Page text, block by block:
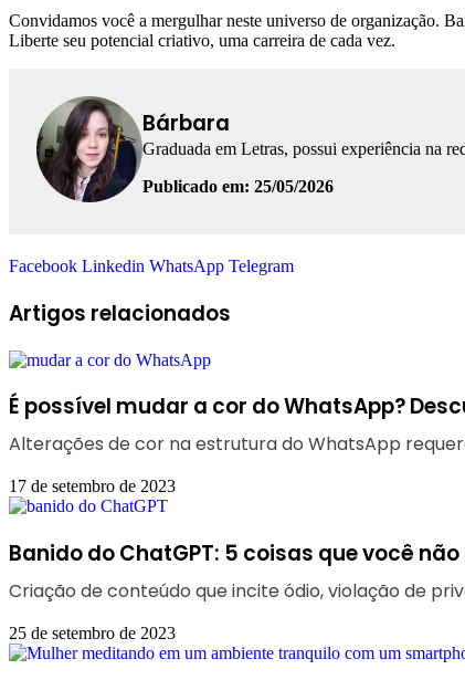
Convidamos você a mergulhar neste universo de organização.
Liberte seu potencial criativo, uma carreira de cada vez.
Bárbara
Graduada em Letras, possui experiência na
Publicado em: 25/05/2026
Facebook Linkedin WhatsApp Telegram
Artigos relacionados
É possível mudar a cor do WhatsApp?
Alterações de cor na estrutura do WhatsApp
17 de setembro de 2023
Banido do ChatGPT: 5 coisas que você
Criação de conteúdo que incite ódio, violação de
25 de setembro de 2023